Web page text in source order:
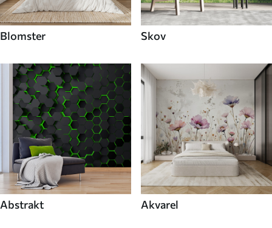
Blomster Skov
Abstrakt Akvarel